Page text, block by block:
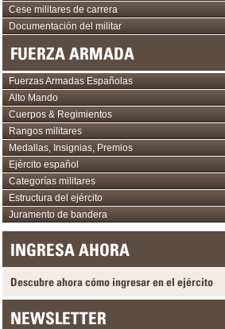
Cese militares de carrera
Documentación del militar
FUERZA ARMADA
Fuerzas Armadas Españolas
Alto Mando
Cuerpos & Regimientos
Rangos militares
Medallas, Insignias, Premios
Ejército español
Categorías militares
Estructura del ejército
Juramento de bandera
INGRESA AHORA
Descubre ahora cómo ingresar en el ejército
NEWSLETTER